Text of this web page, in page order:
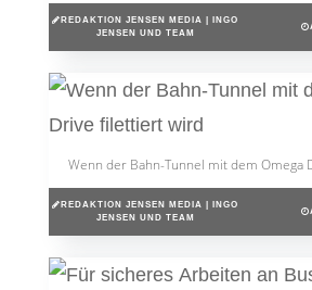
REDAKTION JENSEN MEDIA | INGO
JENSEN UND TEAM
Wenn der Bahn-Tunnel mit dem Omega
REDAKTION JENSEN MEDIA | INGO
JENSEN UND TEAM